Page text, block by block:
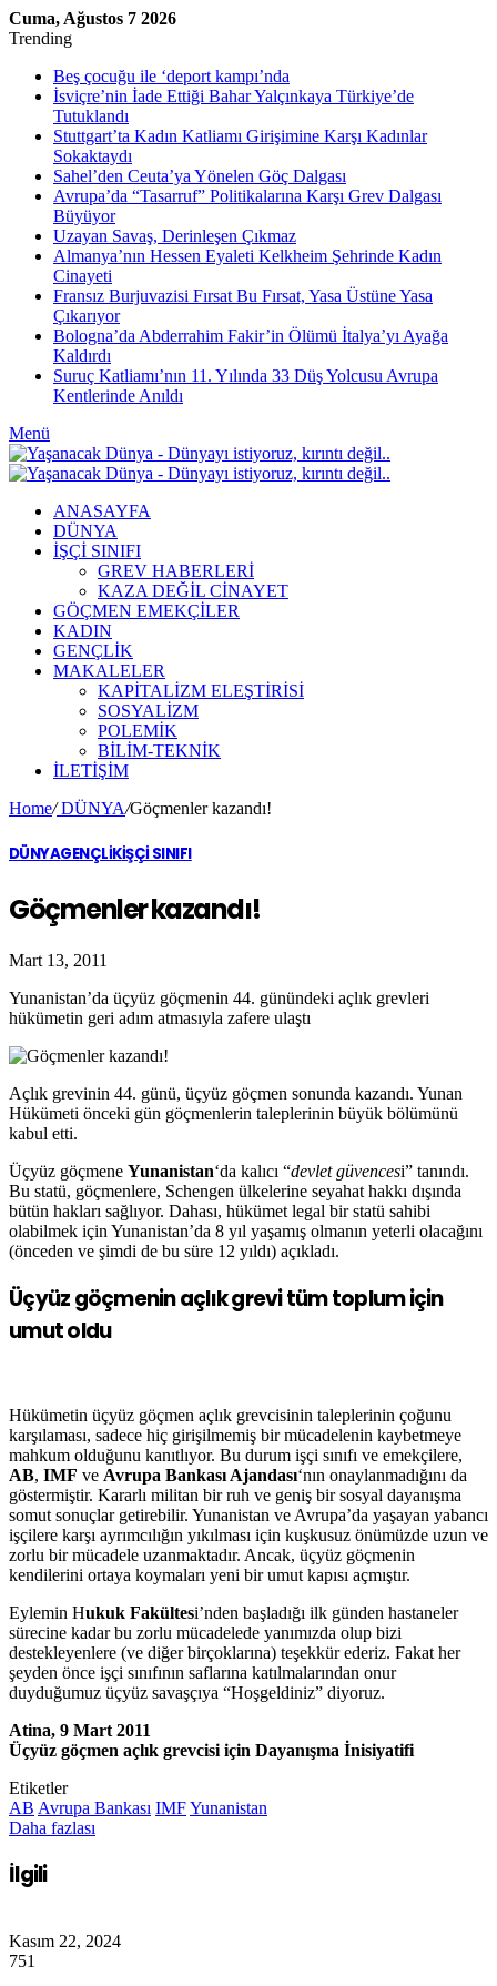
Cuma, Ağustos 7 2026
Trending
Beş çocuğu ile ‘deport kampı’nda
İsviçre’nin İade Ettiği Bahar Yalçınkaya Türkiye’de
Tutuklandı
Stuttgart’ta Kadın Katliamı Girişimine Karşı Kadınlar
Sokaktaydı
Sahel’den Ceuta’ya Yönelen Göç Dalgası
Avrupa’da “Tasarruf” Politikalarına Karşı Grev Dalgası
Büyüyor
Uzayan Savaş, Derinleşen Çıkmaz
Almanya’nın Hessen Eyaleti Kelkheim Şehrinde Kadın
Cinayeti
Fransız Burjuvazisi Fırsat Bu Fırsat, Yasa Üstüne Yasa
Çıkarıyor
Bologna’da Abderrahim Fakir’in Ölümü İtalya’yı Ayağa
Kaldırdı
Suruç Katliamı’nın 11. Yılında 33 Düş Yolcusu Avrupa
Kentlerinde Anıldı
Menü
ANASAYFA
DÜNYA
İŞÇİ SINIFI
GREV HABERLERİ
KAZA DEĞİL CİNAYET
GÖÇMEN EMEKÇİLER
KADIN
GENÇLİK
MAKALELER
KAPİTALİZM ELEŞTİRİSİ
SOSYALİZM
POLEMİK
BİLİM-TEKNİK
ILETIŞIM
Home/DÜNYA/Göçmenler kazandı!
DÜNYAGENÇLİKİŞÇİ SINIFI
Göçmenler kazandı!
Mart 13, 2011
Yunanistan’da üçyüz göçmenin 44. günündeki açlık grevleri
hükümetin geri adım atmasıyla zafere ulaştı
Açlık grevinin 44. günü, üçyüz göçmen sonunda kazandı. Yunan
Hükümeti önceki gün göçmenlerin taleplerinin büyük bölümünü
kabul etti.
Üçyüz göçmene Yunanistan‘da kalıcı “devlet güvencesi” tanındı.
Bu statü, göçmenlere, Schengen ülkelerine seyahat hakkı dışında
bütün hakları sağlıyor. Dahası, hükümet legal bir statü sahibi
olabilmek için Yunanistan’da 8 yıl yaşamış olmanın yeterli olacağını
(önceden ve şimdi de bu süre 12 yıldı) açıkladı.
Üçyüz göçmenin açlık grevi tüm toplum için
umut oldu
Hükümetin üçyüz göçmen açlık grevcisinin taleplerinin çoğunu
karşılaması, sadece hiç girişilmemiş bir mücadelenin kaybetmeye
mahkum olduğunu kanıtlıyor. Bu durum işçi sınıfı ve emekçilere,
AB, IMF ve Avrupa Bankası Ajandası‘nın onaylanmadığını da
göstermiştir. Kararlı militan bir ruh ve geniş bir sosyal dayanışma
somut sonuçlar getirebilir. Yunanistan ve Avrupa’da yaşayan yabancı
işçilere karşı ayrımcılığın yıkılması için kuşkusuz önümüzde uzun ve
zorlu bir mücadele uzanmaktadır. Ancak, üçyüz göçmenin
kendilerini ortaya koymaları yeni bir umut kapısı açmıştır.
Eylemin Hukuk Fakültesi’nden başladığı ilk günden hastaneler
sürecine kadar bu zorlu mücadelede yanımızda olup bizi
destekleyenlere (ve diğer birçoklarına) teşekkür ederiz. Fakat her
şeyden önce işçi sınıfının saflarına katılmalarından onur
duyduğumuz üçyüz savaşçıya “Hoşgeldiniz” diyoruz.
Atina, 9 Mart 2011
Üçyüz göçmen açlık grevcisi için Dayanışma İnisiyatifi
Etiketler
AB Avrupa Bankası IMFYunanistan
Daha fazlası
İlgili
Kasım 22, 2024
751